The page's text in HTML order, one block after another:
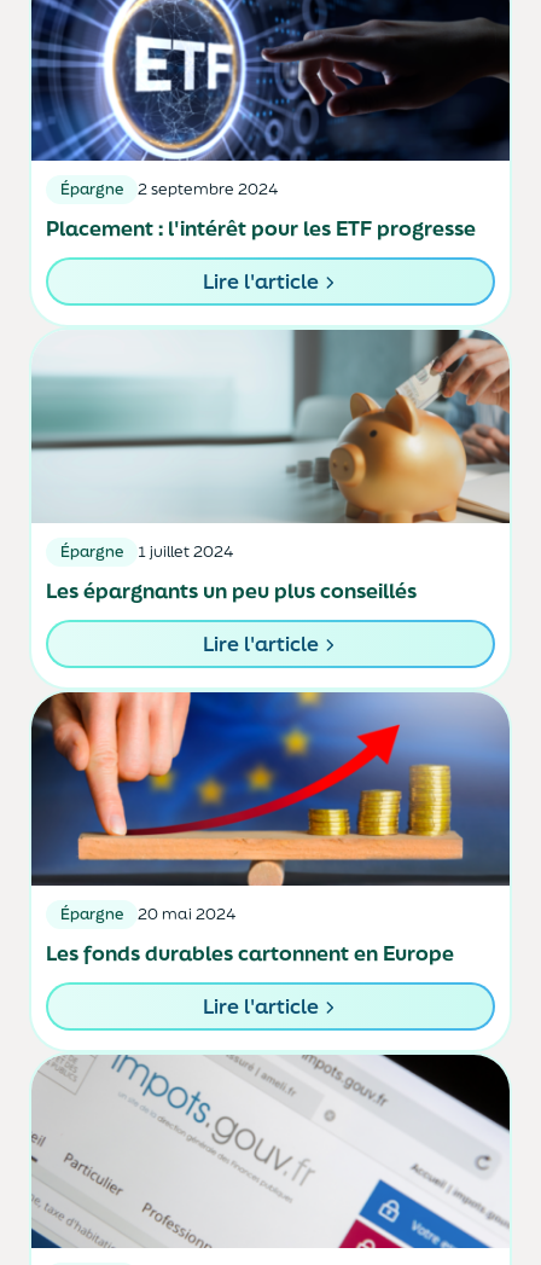
Épargne 2 septembre 2024
Placement : l'intérêt pour les ETF progresse
Lire l'article
Épargne 1 juillet 2024
Les épargnants un peu plus conseillés
Lire l'article
Épargne 20 mai 2024
Les fonds durables cartonnent en Europe
Lire l'article